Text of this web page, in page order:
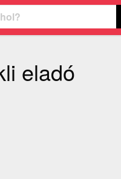
eladó